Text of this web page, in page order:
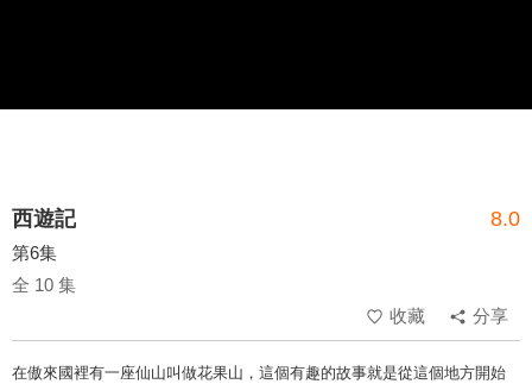
西遊記 8.0
第6集
全 10 集
收藏
分享
在傲來國裡有一座仙山叫做花果山，這個有趣的故事就是從這個地方開始